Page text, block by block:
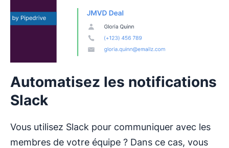
Automatisez les notifications
Slack
Vous utilisez Slack pour communiquer avec les
membres de votre équipe ? Dans ce cas, vous